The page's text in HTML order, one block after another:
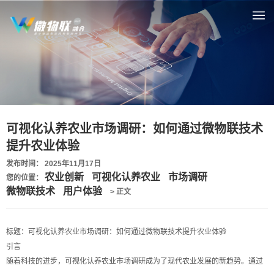
可视化认养农业市场调研：如何通过微物联技术
提升农业体验
发布时间： 2025年11月17日
您的位置： 农业创新 可视化认养农业
市场调研
微物联技术
用户体验 > 正文
标题：可视化认养农业市场调研：如何通过微物联技术提升农业体验
引言
随着科技的进步，可视化认养农业市场调研成为了现代农业发展的新趋势。通过